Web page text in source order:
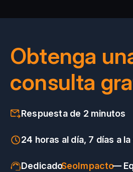
Obtenga
consulta
Respuesta de 2 minutos
24 horas al día, 7 días a
DedicadoSeoImpacto—